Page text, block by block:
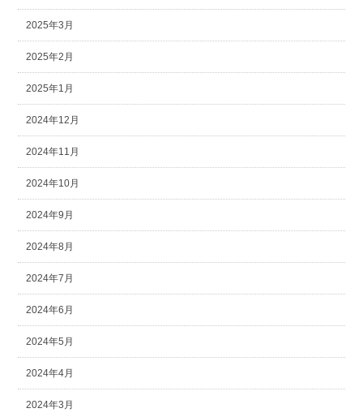
2025年3月
2025年2月
2025年1月
2024年12月
2024年11月
2024年10月
2024年9月
2024年8月
2024年7月
2024年6月
2024年5月
2024年4月
2024年3月